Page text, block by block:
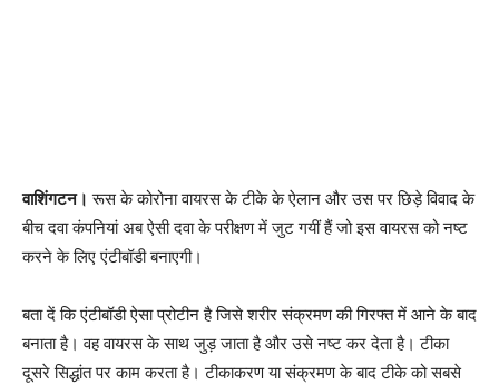
वाशिंगटन। रूस के कोरोना वायरस के टीके के ऐलान और उस पर छिड़े विवाद के
बीच दवा कंपनियां अब ऐसी दवा के परीक्षण में जुट गयीं हैं जो इस वायरस को नष्ट
करने के लिए एंटीबॉडी बनाएगी।
बता दें कि एंटीबॉडी ऐसा प्रोटीन है जिसे शरीर संक्रमण की गिरफ्त में आने के बाद
बनाता है। वह वायरस के साथ जुड़ जाता है और उसे नष्ट कर देता है। टीका
दूसरे सिद्धांत पर काम करता है। टीकाकरण या संक्रमण के बाद टीके को सबसे